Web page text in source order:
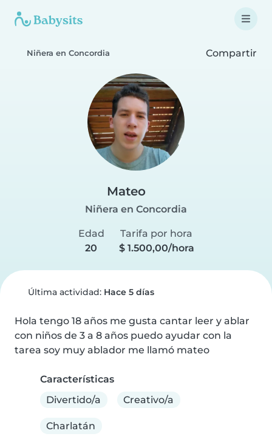
Niñera en Concordia Compartir
Mateo
Niñera en Concordia
Edad
20
Tarifa por hora
$ 1.500,00/hora
Última actividad: Hace 5 días
Hola tengo 18 años me gusta cantar leer y ablar
con niños de 3 a 8 años puedo ayudar con la
tarea soy muy ablador me llamó mateo
Características
Divertido/a
Creativo/a
Charlatán